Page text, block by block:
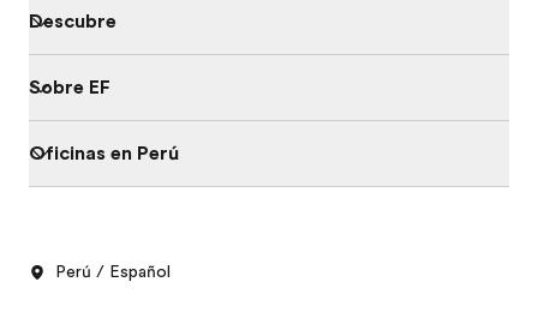
Descubre
Sobre EF
Oficinas en Perú
Perú / Español